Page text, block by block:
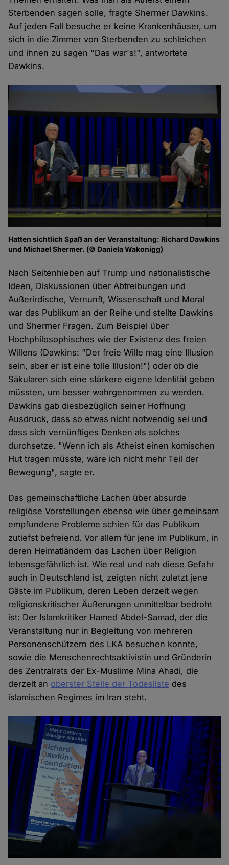
Sterbenden sagen solle, fragte Shermer Dawkins.
Auf jeden Fall besuche er keine Krankenhäuser, um
sich in die Zimmer von Sterbenden zu schleichen
und ihnen zu sagen "Das war's!", antwortete
Dawkins.
Hatten sichtlich Spaß an der Veranstaltung: Richard Dawkins
und Michael Shermer. (© Daniela Wakonigg)
Nach Seitenhieben auf Trump und nationalistische
Ideen, Diskussionen über Abtreibungen und
Außerirdische, Vernunft, Wissenschaft und Moral
war das Publikum an der Reihe und stellte Dawkins
und Shermer Fragen. Zum Beispiel über
Hochphilosophisches wie der Existenz des freien
Willens (Dawkins: "Der freie Wille mag eine Illusion
sein, aber er ist eine tolle Illusion!") oder ob die
Säkularen sich eine stärkere eigene Identität geben
müssten, um besser wahrgenommen zu werden.
Dawkins gab diesbezüglich seiner Hoffnung
Ausdruck, dass so etwas nicht notwendig sei und
dass sich vernünftiges Denken als solches
durchsetze. "Wenn ich als Atheist einen komischen
Hut tragen müsste, wäre ich nicht mehr Teil der
Bewegung", sagte er.
Das gemeinschaftliche Lachen über absurde
religiöse Vorstellungen ebenso wie über gemeinsam
empfundene Probleme schien für das Publikum
zutiefst befreiend. Vor allem für jene im Publikum, in
deren Heimatländern das Lachen über Religion
lebensgefährlich ist. Wie real und nah diese Gefahr
auch in Deutschland ist, zeigten nicht zuletzt jene
Gäste im Publikum, deren Leben derzeit wegen
religionskritischer Äußerungen unmittelbar bedroht
ist: Der Islamkritiker Hamed Abdel-Samad, der die
Veranstaltung nur in Begleitung von mehreren
Personenschützern des LKA besuchen konnte,
sowie die Menschenrechtsaktivistin und Gründerin
des Zentralrats der Ex-Muslime Mina Ahadi, die
derzeit an oberster Stelle der Todesliste des
islamischen Regimes im Iran steht.